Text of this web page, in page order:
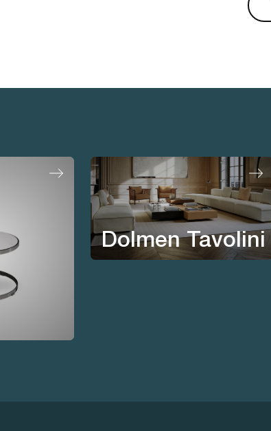
Dolmen Tavolini